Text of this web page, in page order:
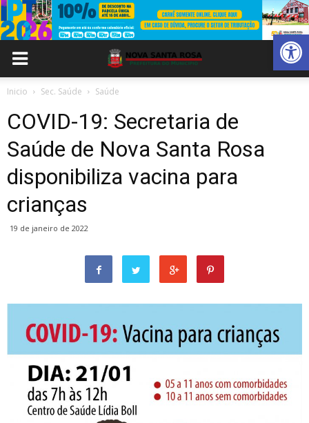
Abrir
Inicio Sec. Saúde Saúde
COVID-19: Secretaria de
Saúde de Nova Santa Rosa
disponibiliza vacina para
crianças
19 de janeiro de 2022